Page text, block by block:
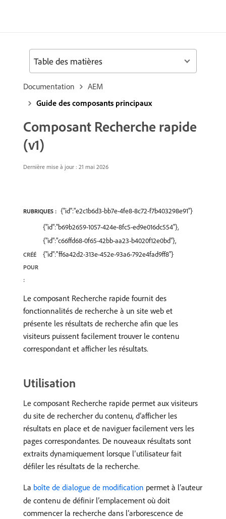
Documentation
AEM
Guide des composants principaux
Composant Recherche rapide
(v1)
Dernière mise à jour : 21 mai 2026
RUBRIQUES : {"id":"e2c1b6d3-bb7e-4fe8-8c72-f7b403298e91"}
CRÉÉ
POUR
:
{"id":"b69b2659-1057-424e-8fc5-ed9e016dc554"},
{"id":"c66ffd68-0f65-42bb-aa23-b4020f12e0bd"},
{"id":"ff6a42d2-313e-452e-93a6-792e4fad9ff8"}
Le composant Recherche rapide fournit des
fonctionnalités de recherche à un site web et
présente les résultats de recherche afin que les
visiteurs puissent facilement trouver le contenu
correspondant et afficher les résultats.
Utilisation
Le composant Recherche rapide permet aux visiteurs
du site de rechercher du contenu, d’afficher les
résultats en place et de naviguer facilement vers les
pages correspondantes. De nouveaux résultats sont
extraits dynamiquement lorsque l’utilisateur fait
défiler les résultats de la recherche.
La boîte de dialogue de modification permet à l’auteur
de contenu de définir l’emplacement où doit
commencer la recherche dans l’arborescence de
Table des matières